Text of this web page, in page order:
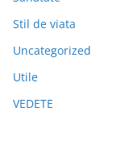
Stil de viata
Uncategorized
Utile
VEDETE